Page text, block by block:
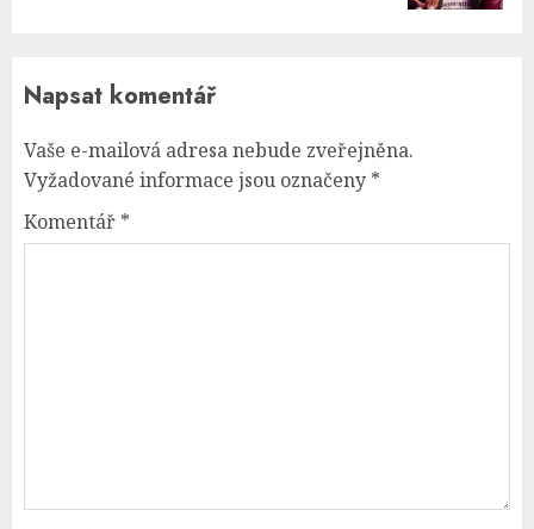
Napsat komentář
Vaše e-mailová adresa nebude zveřejněna.
Vyžadované informace jsou označeny *
Komentář *